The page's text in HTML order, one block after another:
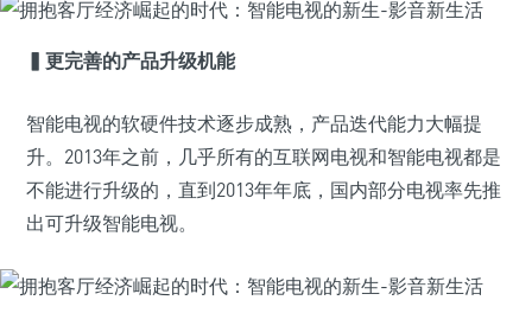
▍ 更完善的产品升级机能
智能电视的软硬件技术逐步成熟，产品迭代能力大幅提
升。2013年之前，几乎所有的互联网电视和智能电视都是
不能进行升级的，直到2013年年底，国内部分电视率先推
出可升级智能电视。